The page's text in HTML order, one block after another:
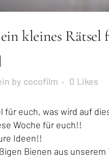
kleines Rätsel
by cocofilm 0 Likes
für euch, was wird auf
Woche für euch!!
Ideen!!
Bienen aus unserem